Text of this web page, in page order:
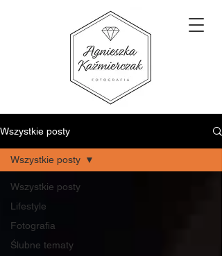
Wszystkie posty
Wszystkie posty
Lifestyle
Fotografia
Ślubne tematy
Wszystkie posty